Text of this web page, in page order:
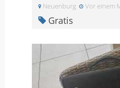
Neuenburg Vor einem
Gratis